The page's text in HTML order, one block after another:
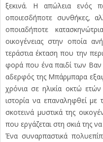
ξεκινά. Η απώλεια ενός
οποιεσδήποτε συνθήκες,
οποιαδήποτε
οικογένειας στην οποία
τεράστια έκταση που την
φορά που ένα παιδί των Βαν
αδερφός της Μπάρμπαρα
χρόνια σε ηλικία οκτώ
ιστορία να επαναληφθεί
σκοτεινά μυστικά της
που εργάζεται στη σκιά της
Ένα συναρπαστικά